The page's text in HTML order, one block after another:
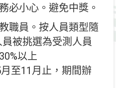
必小心。避免中獎。
職員。按人員類型隨
被挑選為受測人員
以上
至11月止，期間辦